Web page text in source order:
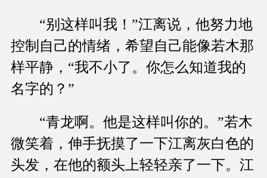
“别这样叫我！”江离说，他努力地
控制自己的情绪，希望自己能像若木那
样平静，“我不小了。你怎么知道我的
名字的？”
“青龙啊。他是这样叫你的。”若木
微笑着，伸手抚摸了一下江离灰白色的
头发，在他的额头上轻轻亲了一下。江